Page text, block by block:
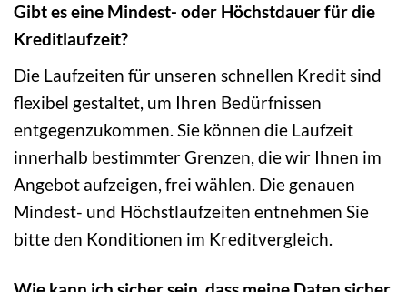
Gibt es eine Mindest- oder Höchstdauer für die
Kreditlaufzeit?
Die Laufzeiten für unseren schnellen Kredit sind
flexibel gestaltet, um Ihren Bedürfnissen
entgegenzukommen. Sie können die Laufzeit
innerhalb bestimmter Grenzen, die wir Ihnen im
Angebot aufzeigen, frei wählen. Die genauen
Mindest- und Höchstlaufzeiten entnehmen Sie
bitte den Konditionen im Kreditvergleich.